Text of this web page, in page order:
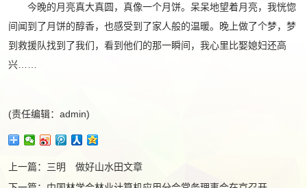
今晚的月亮真大真圆，真像一个月饼。呆呆地望着月亮，我恍惚
间闻到了月饼的醇香，也感受到了家人般的温暖。晚上做了个梦，梦
到救援队找到了我们，看到他们的那一瞬间，我心里比娶媳妇还高
兴……
(责任编辑：admin)
上一篇： 三明 做好山水田文章